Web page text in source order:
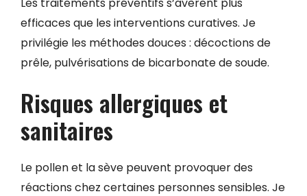
efficaces que les interventions curatives. Je
privilégie les méthodes douces : décoctions de
prêle, pulvérisations de bicarbonate de soude.
Risques allergiques et
sanitaires
Le pollen et la sève peuvent provoquer des
réactions chez certaines personnes sensibles. Je